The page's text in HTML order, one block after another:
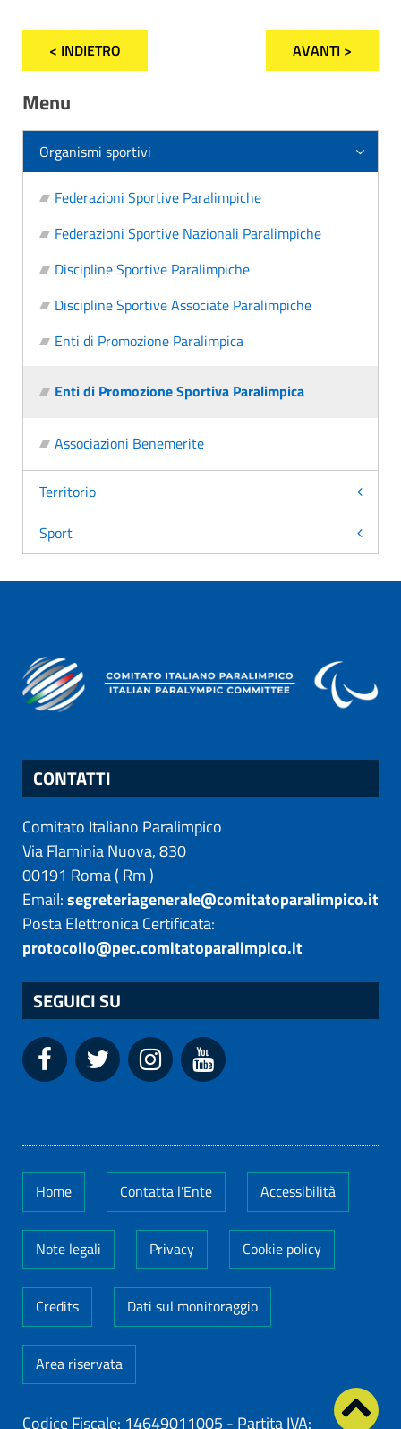
< INDIETRO AVANTI >
Menu
Organismi sportivi
Federazioni Sportive Paralimpiche
Federazioni Sportive Nazionali Paralimpiche
Discipline Sportive Paralimpiche
Discipline Sportive Associate Paralimpiche
Enti di Promozione Paralimpica
Enti di Promozione Sportiva Paralimpica
Associazioni Benemerite
Territorio
Sport
CONTATTI
Comitato Italiano Paralimpico
Via Flaminia Nuova, 830
00191 Roma( Rm)
Email:segreteriagenerale@comitatoparalimpico.it
Posta Elettronica Certificata:
protocollo@pec.comitatoparalimpico.it
SEGUICI SU
Home Contatta l'Ente Accessibilità
Note legali Privacy Cookie policy
Credits Dati sul monitoraggio
Area riservata
Codice Fiscale: 14649011005 - Partita IVA: